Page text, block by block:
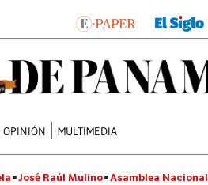
OPINIÓN MULTIMEDIA
José Raúl Mulino Asamblea Nacional